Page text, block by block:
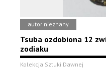
autor nieznany
Tsuba ozdobiona 12
zodiaku
Kolekcja Sztuki Dawnej